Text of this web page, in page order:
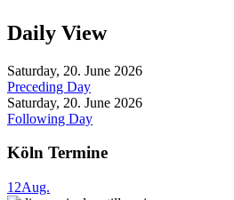
Daily View
Saturday, 20. June 2026
Preceding Day
Saturday, 20. June 2026
Following Day
Köln Termine
12Aug.